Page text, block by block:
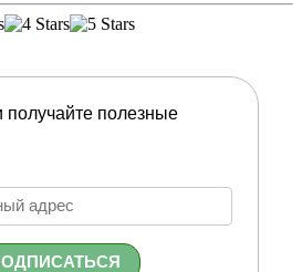
получайте полезные